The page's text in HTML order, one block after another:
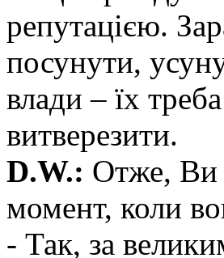
репутацією.
посунути,
влади – їх
витверезити.
D.W.: Отже, Ви
момент, коли
- Так, за